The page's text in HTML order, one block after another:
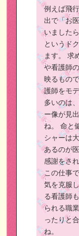
例えば飛
出で「お
いました
というド
ます。
求
や看護師
映るもので
護師をモ
多いのは
ー像が見
ね。
命と
シャーは
あるのが
感謝をさ
この仕事
気を克服
る看護師
られる職
ったりと
ね。